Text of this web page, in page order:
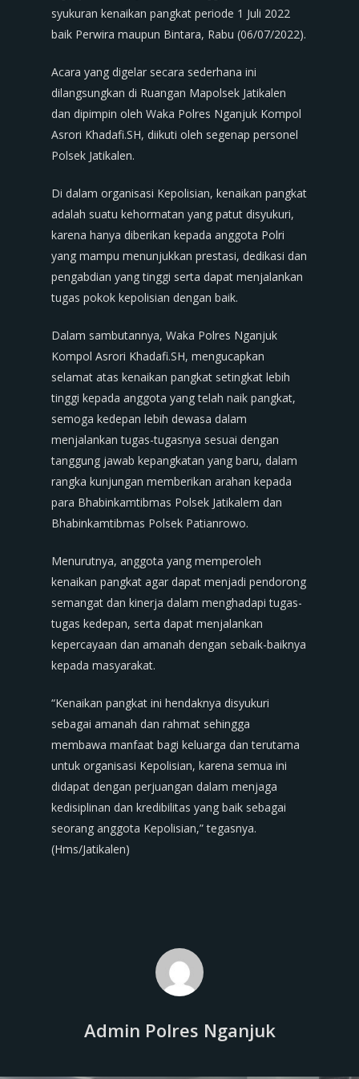
syukuran kenaikan pangkat periode 1 Juli 2022
baik Perwira maupun Bintara, Rabu (06/07/2022).
Acara yang digelar secara sederhana ini
dilangsungkan di Ruangan Mapolsek Jatikalen
dan dipimpin oleh Waka Polres Nganjuk Kompol
Asrori Khadafi.SH, diikuti oleh segenap personel
Polsek Jatikalen.
Di dalam organisasi Kepolisian, kenaikan pangkat
adalah suatu kehormatan yang patut disyukuri,
karena hanya diberikan kepada anggota Polri
yang mampu menunjukkan prestasi, dedikasi dan
pengabdian yang tinggi serta dapat menjalankan
tugas pokok kepolisian dengan baik.
Dalam sambutannya, Waka Polres Nganjuk
Kompol Asrori Khadafi.SH, mengucapkan
selamat atas kenaikan pangkat setingkat lebih
tinggi kepada anggota yang telah naik pangkat,
semoga kedepan lebih dewasa dalam
menjalankan tugas-tugasnya sesuai dengan
tanggung jawab kepangkatan yang baru, dalam
rangka kunjungan memberikan arahan kepada
para Bhabinkamtibmas Polsek Jatikalem dan
Bhabinkamtibmas Polsek Patianrowo.
Menurutnya, anggota yang memperoleh
kenaikan pangkat agar dapat menjadi pendorong
semangat dan kinerja dalam menghadapi tugas-
tugas kedepan, serta dapat menjalankan
kepercayaan dan amanah dengan sebaik-baiknya
kepada masyarakat.
“Kenaikan pangkat ini hendaknya disyukuri
sebagai amanah dan rahmat sehingga
membawa manfaat bagi keluarga dan terutama
untuk organisasi Kepolisian, karena semua ini
didapat dengan perjuangan dalam menjaga
kedisiplinan dan kredibilitas yang baik sebagai
seorang anggota Kepolisian,” tegasnya.
(Hms/Jatikalen)
Admin Polres Nganjuk